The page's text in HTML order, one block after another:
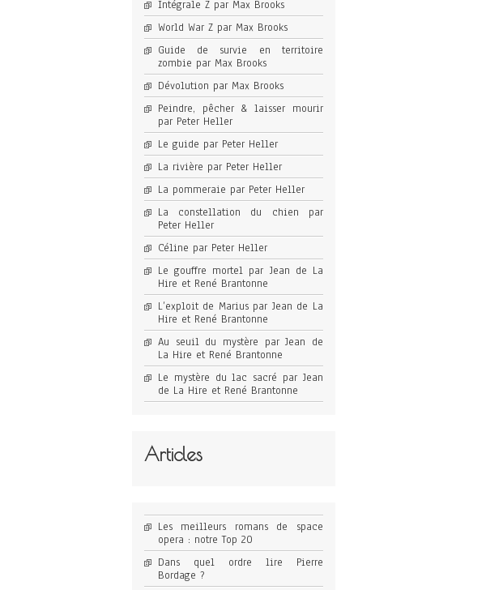
Intégrale Z par Max Brooks
World War Z par Max Brooks
Guide de survie en territoire
zombie par Max Brooks
Dévolution par Max Brooks
Peindre, pêcher & laisser mourir
par Peter Heller
Le guide par Peter Heller
La rivière par Peter Heller
La pommeraie par Peter Heller
La constellation du chien par
Peter Heller
Céline par Peter Heller
Le gouffre mortel par Jean de La
Hire et René Brantonne
L’exploit de Marius par Jean de La
Hire et René Brantonne
Au seuil du mystère par Jean de
La Hire et René Brantonne
Le mystère du lac sacré par Jean
de La Hire et René Brantonne
Articles
Les meilleurs romans de space
opera : notre Top 20
Dans quel ordre lire Pierre
Bordage ?